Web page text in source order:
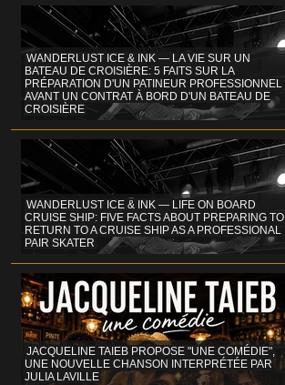
WANDERLUST ICE & INK — LA VIE SUR UN
BATEAU DE CROISIÈRE: 5 FAITS SUR LA
PRÉPARATION D'UN PATINEUR PROFESSIONNEL
AVANT UN CONTRAT À BORD D'UN BATEAU DE
CROISIÈRE
WANDERLUST ICE & INK — LIFE ON BOARD
CRUISE SHIP: FIVE FACTS ABOUT PREPARING TO
RETURN TO A CRUISE SHIP AS A PROFESSIONAL
PAIR SKATER
JACQUELINE TAIEB PROPOSE "UNE COMÉDIE",
UNE NOUVELLE CHANSON INTERPRÉTÉE PAR
JULIA LAVILLE